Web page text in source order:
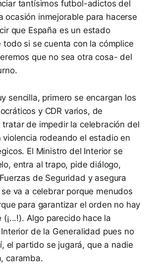
tantísimos futbol-adictos del
ocasión inmejorable para hacerse
que España es un estado
todo si se cuenta con la cómplice
que no sea otra cosa- del
sencilla, primero se encargan los
y CDR varios, de
tratar de impedir la celebración del
violencia rodeando el estadio en
El Ministro del Interior se
entra al trapo, pide diálogo,
de Seguridad y asegura
va a celebrar porque menudos
para garantizar el orden no hay
(¡...!). Algo parecido hace la
de la Generalidad pues no
el partido se jugará, que a nadie
caramba.